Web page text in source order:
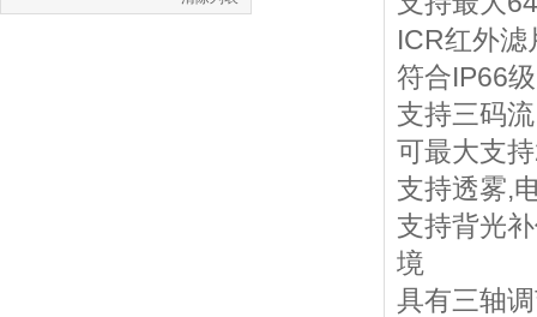
ICR红外
符合IP66
支持三码
可最大支
支持透雾,
支持背光
境
具有三轴